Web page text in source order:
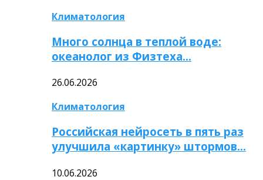
Климатология
Много солнца в теплой воде:
океанолог из Физтеха…
26.06.2026
Климатология
Российская нейросеть в пять раз
улучшила «картинку» штормов…
10.06.2026